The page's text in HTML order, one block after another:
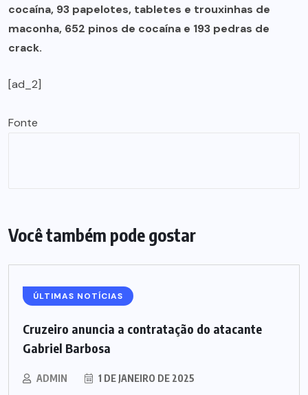
cocaína, 93 papelotes, tabletes e trouxinhas de
maconha, 652 pinos de cocaína e 193 pedras de
crack.
[ad_2]
Fonte
Você também pode gostar
ÚLTIMAS NOTÍCIAS
Cruzeiro anuncia a contratação do atacante
Gabriel Barbosa
ADMIN 1 DE JANEIRO DE 2025